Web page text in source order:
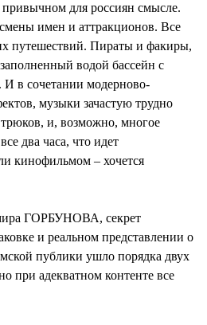
для россиян смысле.
имен и аттракционов. Все
путешествий. Пираты и факиры,
водой бассейн с
И в сочетании модерново-
музыки зачастую трудно
и, возможно, многое
два часа, что идет
кинофильмом – хочется
ГОРБУНОВА, секрет
и реальном представлении о
публики ушло порядка двух
при адекватном контенте все